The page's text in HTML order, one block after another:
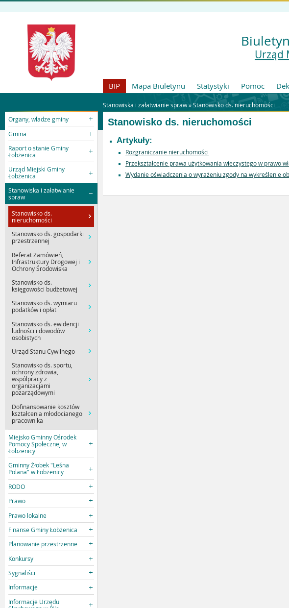
Urząd
BIP Mapa Biuletynu Statystyki Pomoc
Stanowiska i załatwianie spraw »Stanowisko ds. nieruchomości
Organy, władze gminy
Gmina
Raport o stanie Gminy
Łobżenica
Urząd Miejski Gminy
Łobżenica
Stanowiska i załatwianie
spraw
Stanowisko ds.
nieruchomości
Stanowisko ds. gospodarki
przestrzennej
Referat Zamówień,
Infrastruktury Drogowej i
Ochrony Środowiska
Stanowisko ds.
księgowości budżetowej
Stanowisko ds. wymiaru
podatków i opłat
Stanowisko ds. ewidencji
ludności i dowodów
osobistych
Urząd Stanu Cywilnego
Stanowisko ds. sportu,
ochrony zdrowia,
wspólpracy z
organizacjami
pozarządowymi
Dofinansowanie kosztów
kształcenia młodocianego
pracownika
Miejsko Gminny Ośrodek
Pomocy Społecznej w
Łobżenicy
Gminny Żłobek "Leśna
Polana" w Łobżenicy
RODO
Prawo
Prawo lokalne
Finanse Gminy Łobżenica
Planowanie przestrzenne
Konkursy
Sygnaliści
Informacje
Informacje Urzędu
Stanowisko ds. nieruchomości
Artykuły:
Rozgraniczanie nieruchomości
Przekształcenie prawa użytkowania wieczystego w prawo
Wydanie oświadczenia o wyrażeniu zgody na wykreślenie